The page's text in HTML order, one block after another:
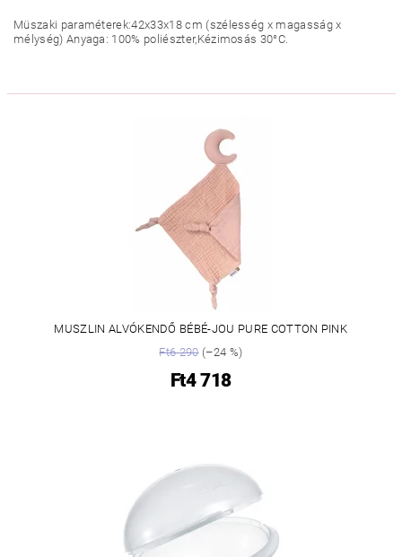
Müszaki paraméterek:42x33x18 cm (szélesség x magasság x
mélység) Anyaga: 100% poliészter,Kézimosás 30°C.
MUSZLIN ALVÓKENDŐ BÉBÉ-JOU PURE COTTON PINK
Ft6 290(–24 %)
Ft4 718